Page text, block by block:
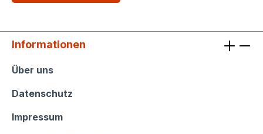
Informationen
Informationen
Über uns
Datenschutz
Impressum